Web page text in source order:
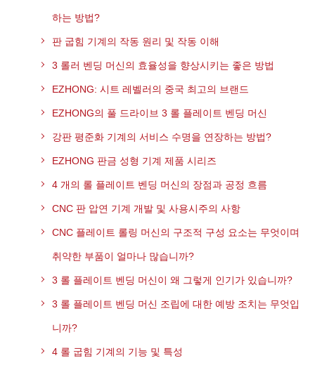
하는 방법?
판 굽힘 기계의 작동 원리 및 작동 이해
3 롤러 벤딩 머신의 효율성을 향상시키는 좋은 방법
EZHONG: 시트 레벨러의 중국 최고의 브랜드
EZHONG의 풀 드라이브 3 롤 플레이트 벤딩 머신
강판 평준화 기계의 서비스 수명을 연장하는 방법?
EZHONG 판금 성형 기계 제품 시리즈
4 개의 롤 플레이트 벤딩 머신의 장점과 공정 흐름
CNC 판 압연 기계 개발 및 사용시주의 사항
CNC 플레이트 롤링 머신의 구조적 구성 요소는 무엇이며
취약한 부품이 얼마나 많습니까?
3 롤 플레이트 벤딩 머신이 왜 그렇게 인기가 있습니까?
3 롤 플레이트 벤딩 머신 조립에 대한 예방 조치는 무엇입
니까?
4 롤 굽힘 기계의 기능 및 특성